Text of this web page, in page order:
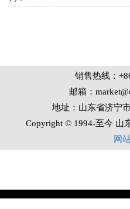
销售热线：
邮箱：
地址：山东省济宁
Copyright © 1994-至今 山
网